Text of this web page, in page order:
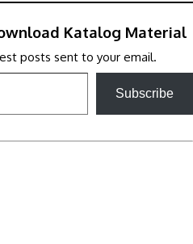
Katalog Material
posts sent to your email.
Subscribe